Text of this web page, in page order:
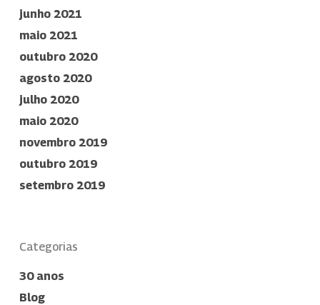
junho 2021
maio 2021
outubro 2020
agosto 2020
julho 2020
maio 2020
novembro 2019
outubro 2019
setembro 2019
Categorias
30 anos
Blog